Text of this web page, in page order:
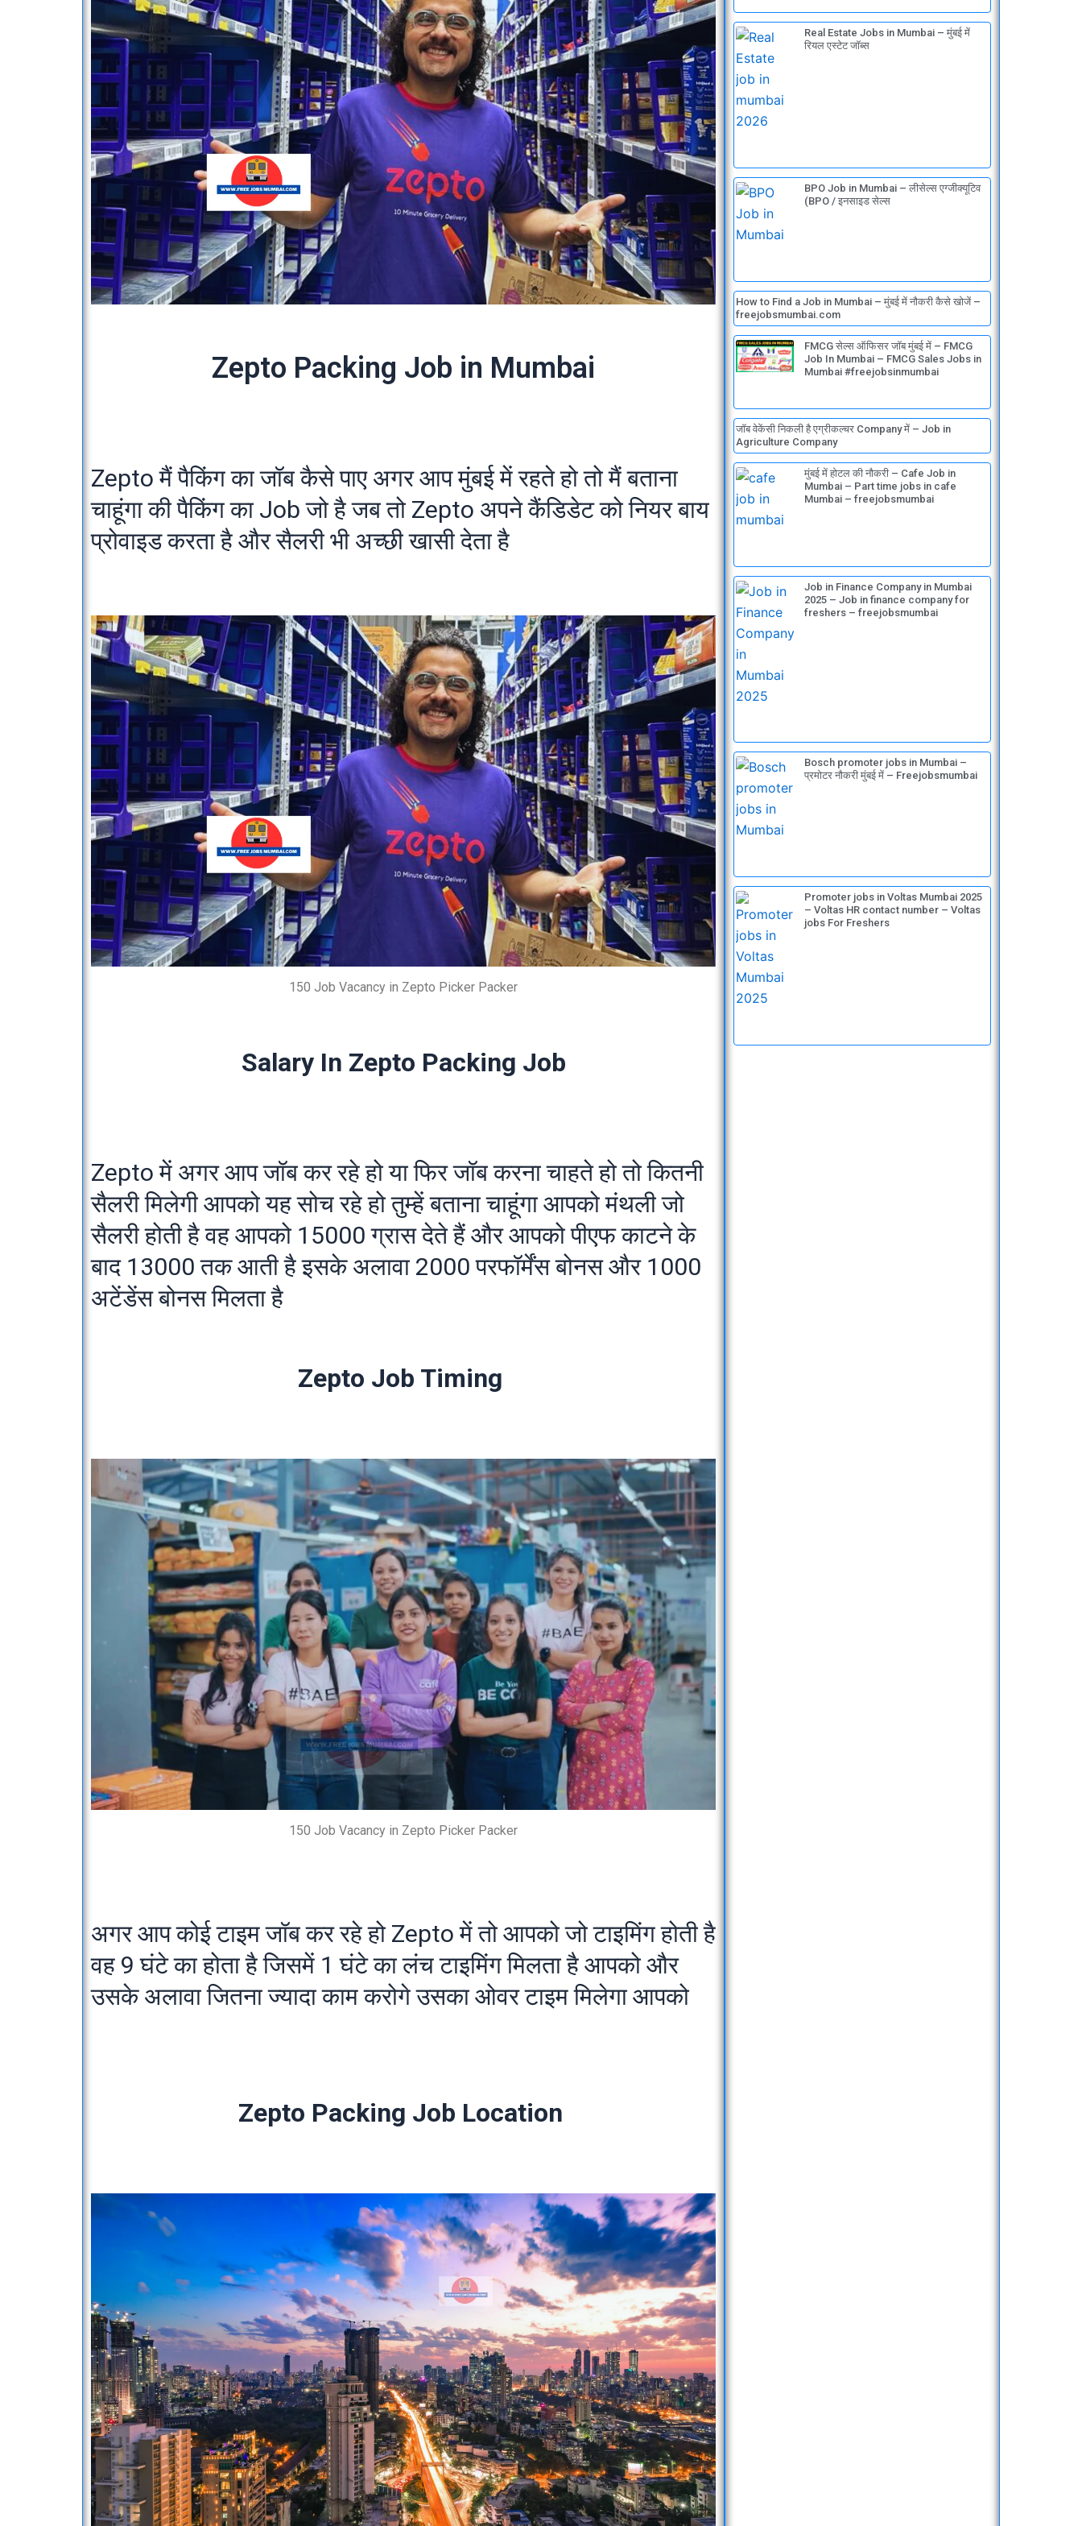
Zepto Packing Job in Mumbai
Zepto मैं पैकिंग का जॉब कैसे पाए अगर आप मुंबई में रहते हो तो मैं बताना
चाहूंगा की पैकिंग का Job जो है जब तो Zepto अपने कैंडिडेट को नियर बाय
प्रोवाइड करता है और सैलरी भी अच्छी खासी देता है
150 Job Vacancy in Zepto Picker Packer
Salary In Zepto Packing Job
Zepto में अगर आप जॉब कर रहे हो या फिर जॉब करना चाहते हो तो कितनी
सैलरी मिलेगी आपको यह सोच रहे हो तुम्हें बताना चाहूंगा आपको मंथली जो
सैलरी होती है वह आपको 15000 ग्रास देते हैं और आपको पीएफ काटने के
बाद 13000 तक आती है इसके अलावा 2000 परफॉर्मेंस बोनस और 1000
अटेंडेंस बोनस मिलता है
Zepto Job Timing
150 Job Vacancy in Zepto Picker Packer
अगर आप कोई टाइम जॉब कर रहे हो Zepto में तो आपको जो टाइमिंग होती है
वह 9 घंटे का होता है जिसमें 1 घंटे का लंच टाइमिंग मिलता है आपको और
उसके अलावा जितना ज्यादा काम करोगे उसका ओवर टाइम मिलेगा आपको
Zepto Packing Job Location
o
k
e
i
n
a
m
p
p
Real Estate Jobs in Mumbai – मुंबई में
रियल एस्टेट जॉब्स
BPO Job in Mumbai – लीसेल्स एग्जीक्यूटिव
(BPO / इनसाइड सेल्स
How to Find a Job in Mumbai – मुंबई में नौकरी कैसे खोजें –
freejobsmumbai.com
FMCG सेल्स ऑफिसर जॉब मुंबई में – FMCG
Job In Mumbai – FMCG Sales Jobs in
Mumbai #freejobsinmumbai
जॉब वेकेंसी निकली है एग्रीकल्चर Company में – Job in
Agriculture Company
मुंबई में होटल की नौकरी – Cafe Job in
Mumbai – Part time jobs in cafe
Mumbai – freejobsmumbai
Job in Finance Company in Mumbai
2025 – Job in finance company for
freshers – freejobsmumbai
Bosch promoter jobs in Mumbai –
प्रमोटर नौकरी मुंबई में – Freejobsmumbai
Promoter jobs in Voltas Mumbai 2025
– Voltas HR contact number – Voltas
jobs For Freshers